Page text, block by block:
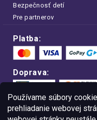
Používame súbory
prehliadanie webovej
Bezpečnosť detí
Pre partnerov
Platba:
Doprava: